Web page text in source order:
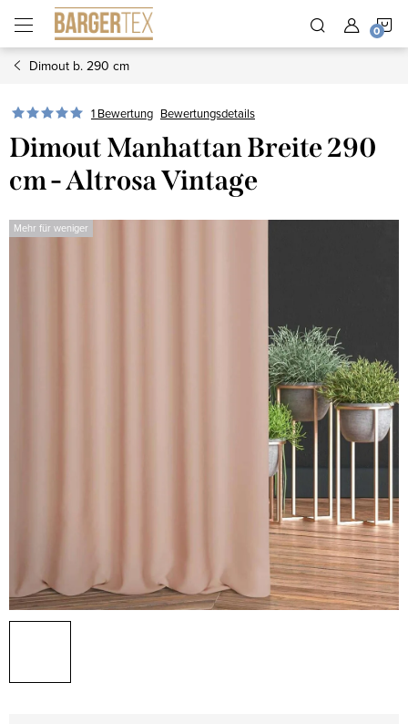
Inhalt
springen
Dimout b. 290 cm
1 Bewertung Bewertungsdetails
Dimout Manhattan Breite 290
cm - Altrosa Vintage
Mehr für weniger